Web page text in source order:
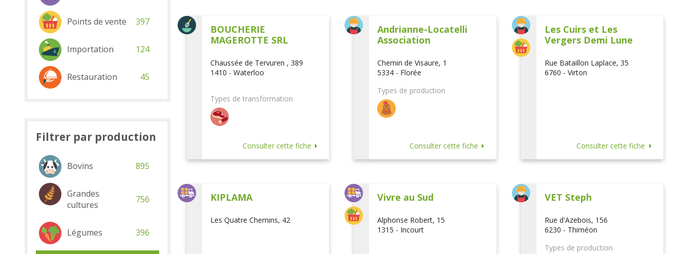
BOUCHERIE
MAGEROTTE SRL
Chaussée de Tervuren , 389
1410 - Waterloo
Types de transformation
Consulter cette fiche
Andrianne-Locatelli
Association
Chemin de Visaure, 1
5334 - Florée
Types de production
Consulter cette fiche
Les Cuirs et Les
Vergers Demi Lune
Rue Bataillon Laplace, 35
6760 - Virton
Consulter cette fiche
KIPLAMA
Les Quatre Chemins, 42
Vivre au Sud
Alphonse Robert, 15
1315 - Incourt
VET Steph
Rue d'Azebois, 156
6230 - Thiméon
Types de production
Points de vente 397
Importation 124
Restauration 45
Filtrer par production
Bovins 895
Grandes
cultures
756
Légumes 396